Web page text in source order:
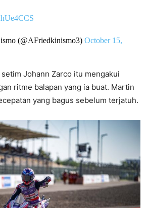
(@AFriedkinismo3) October 15,
Johann Zarco itu mengakui
ritme balapan yang ia buat. Martin
yang bagus sebelum terjatuh.